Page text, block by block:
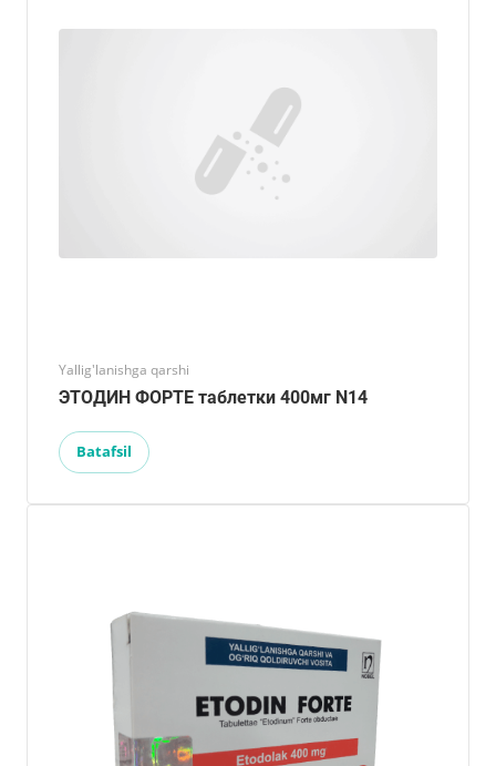
Yallig'lanishga qarshi
ЭТОДИН ФОРТЕ таблетки 400мг N14
Batafsil